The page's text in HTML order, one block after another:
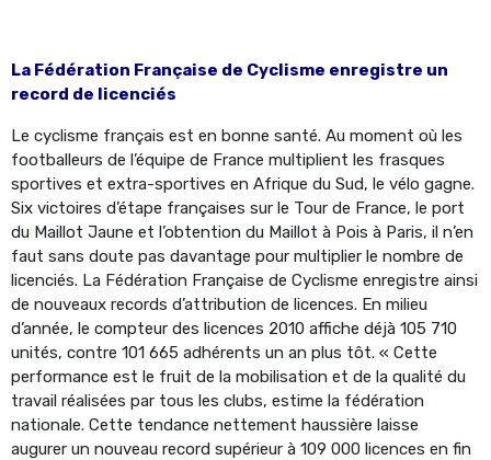
La Fédération Française de Cyclisme enregistre un
record de licenciés
Le cyclisme français est en bonne santé. Au moment où les
footballeurs de l’équipe de France multiplient les frasques
sportives et extra-sportives en Afrique du Sud, le vélo gagne.
Six victoires d’étape françaises sur le Tour de France, le port
du Maillot Jaune et l’obtention du Maillot à Pois à Paris, il n’en
faut sans doute pas davantage pour multiplier le nombre de
licenciés. La Fédération Française de Cyclisme enregistre ainsi
de nouveaux records d’attribution de licences. En milieu
d’année, le compteur des licences 2010 affiche déjà 105 710
unités, contre 101 665 adhérents un an plus tôt. « Cette
performance est le fruit de la mobilisation et de la qualité du
travail réalisées par tous les clubs, estime la fédération
nationale. Cette tendance nettement haussière laisse
augurer un nouveau record supérieur à 109 000 licences en fin